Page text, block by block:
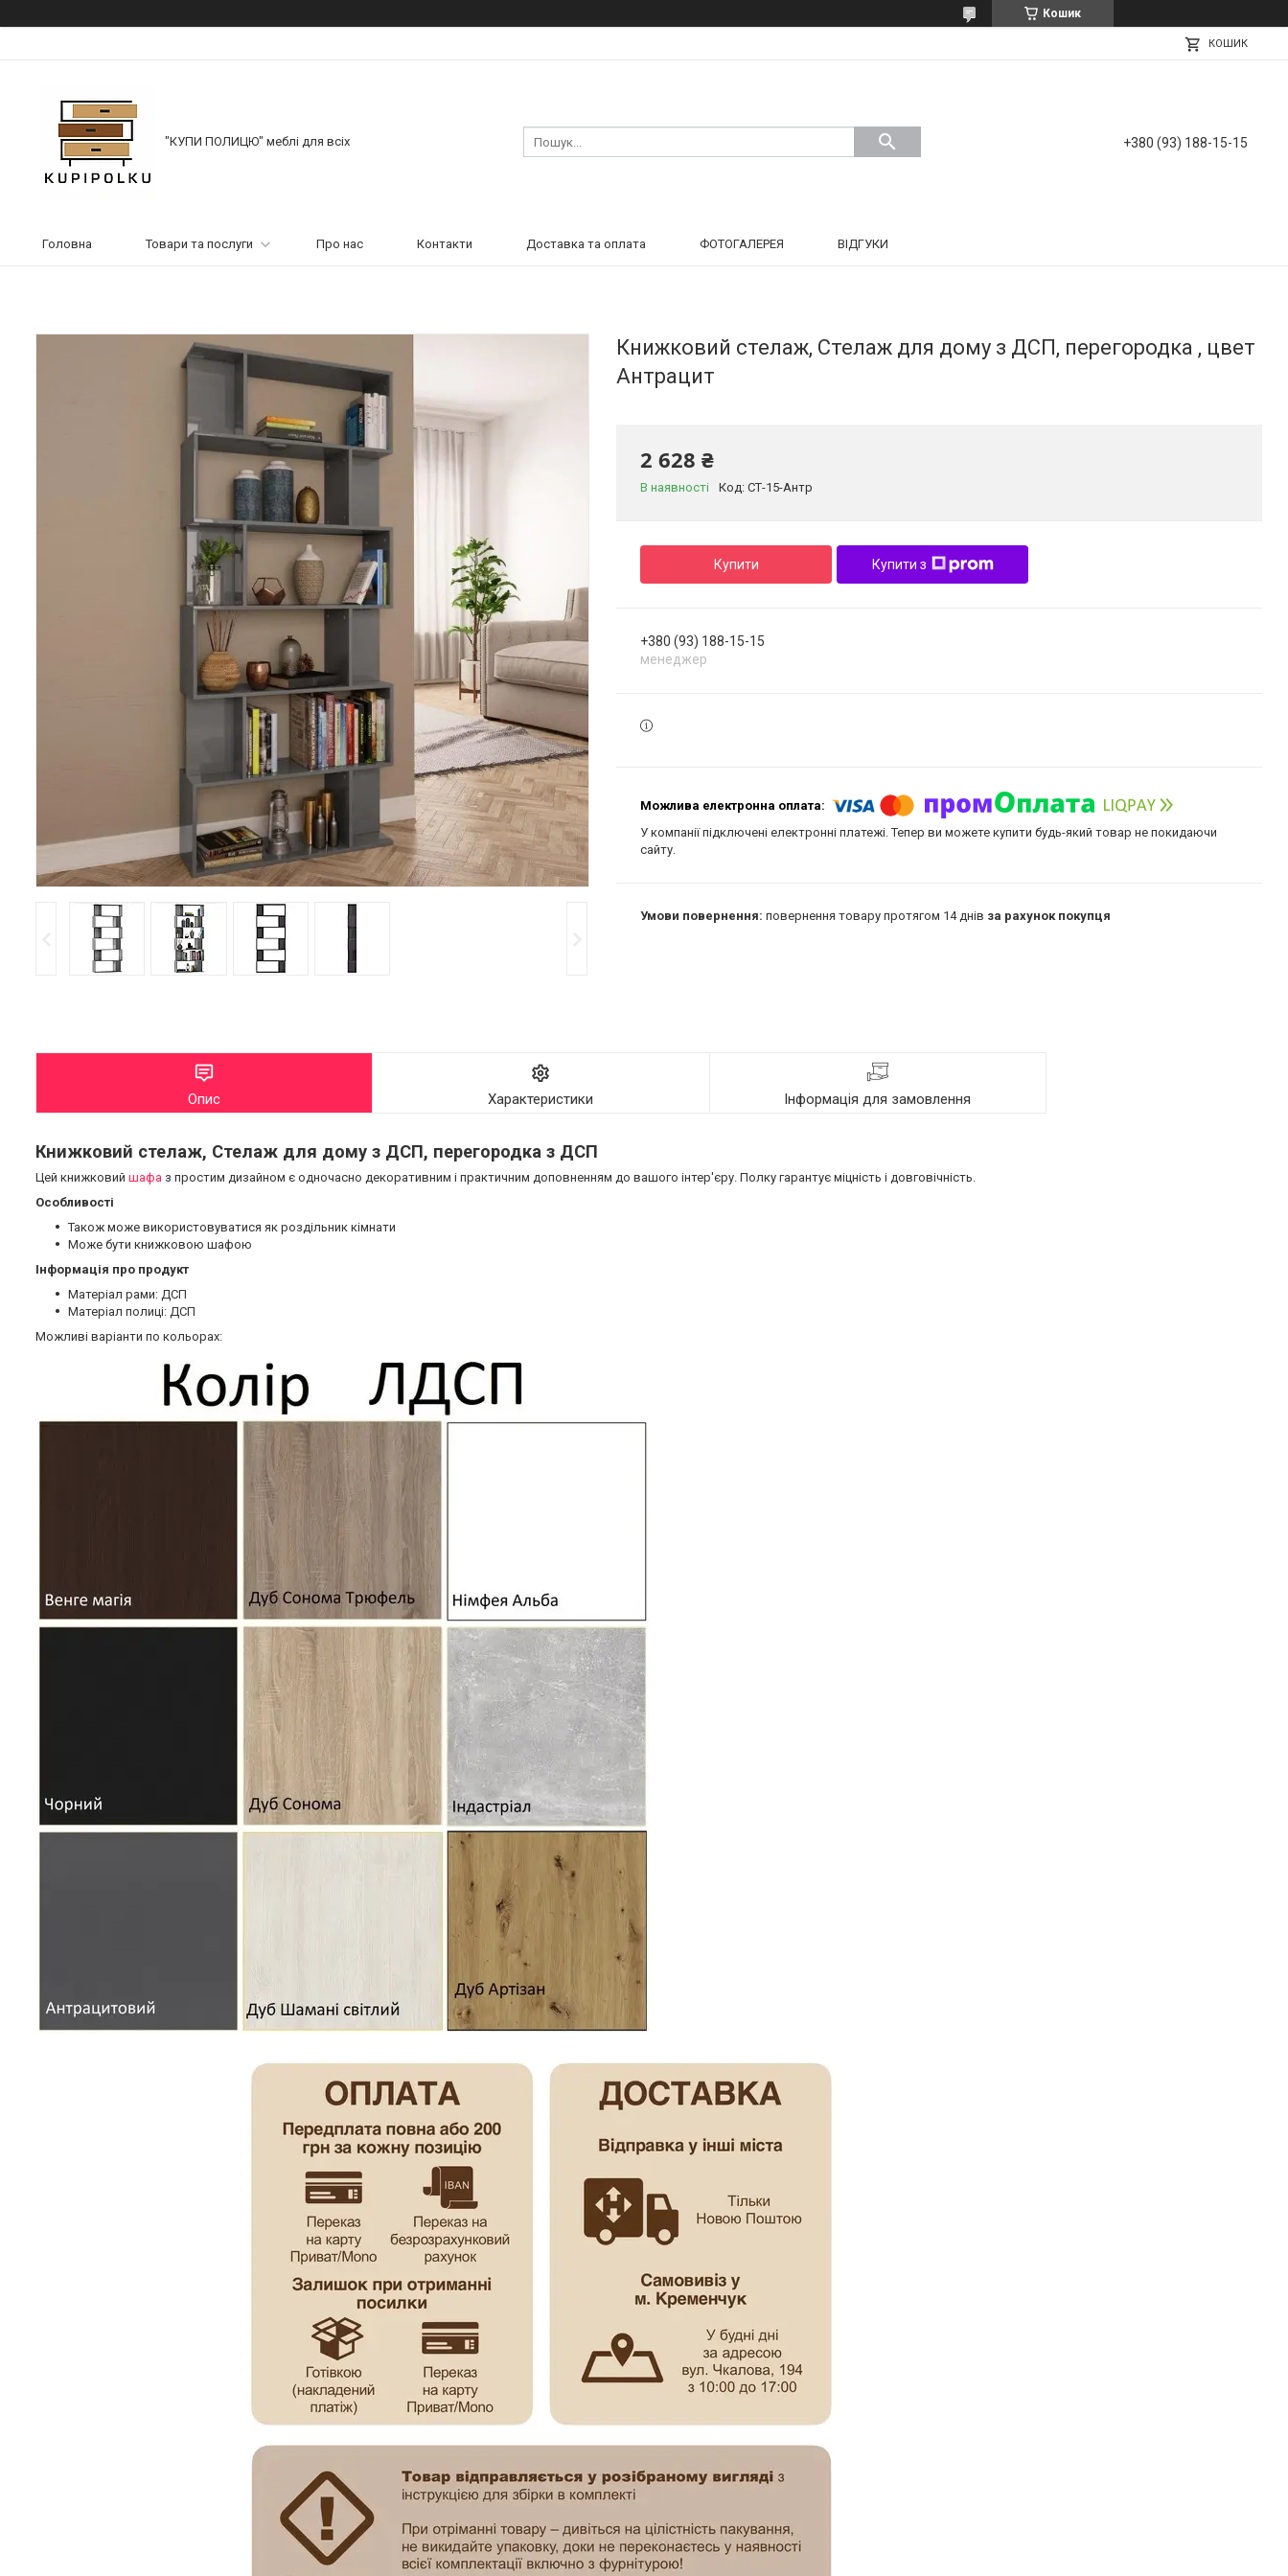
Кошик
КОШИК
"КУПИ ПОЛИЦЮ" меблі для всіх +380 (93) 188-15-15
Головна Товари та послуги Про нас Контакти Доставка та оплата ФОТОГАЛЕРЕЯ ВІДГУКИ
Книжковий стелаж, Стелаж для дому з ДСП, перегородка , цвет
Антрацит
2 628 ₴
В наявності Код: СТ-15-Антр
Купити Купити з
+380 (93) 188-15-15
менеджер
У компанії підключені електронні платежі. Тепер ви можете купити будь-який товар не покидаючи
сайту.
повернення товару протягом 14 днів за рахунок покупця
Опис Характеристики Інформація для замовлення
Книжковий стелаж, Стелаж для дому з ДСП, перегородка з ДСП
Цей книжковий шафа з простим дизайном є одночасно декоративним і практичним доповненням до вашого інтер'єру. Полку гарантує міцність і довговічність.
Особливості
Також може використовуватися як роздільник кімнати
Може бути книжковою шафою
Інформація про продукт
Матеріал рами: ДСП
Матеріал полиці: ДСП
Можливі варіанти по кольорах: